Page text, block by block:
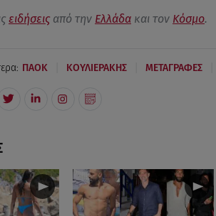
ειδήσειςαπό την Ελλάδακαι τον Κόσμο.
ΠΑΟΚ ΚΟΥΛΙΕΡΑΚΗΣ ΜΕΤΑΓΡΑΦΕΣ